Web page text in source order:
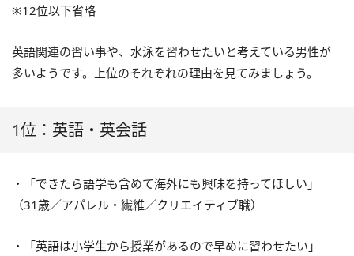
※12位以下省略
英語関連の習い事や、水泳を習わせたいと考えている男性が
多いようです。上位のそれぞれの理由を見てみましょう。
1位：英語・英会話
・「できたら語学も含めて海外にも興味を持ってほしい」
（31歳／アパレル・繊維／クリエイティブ職）
・「英語は小学生から授業があるので早めに習わせたい」